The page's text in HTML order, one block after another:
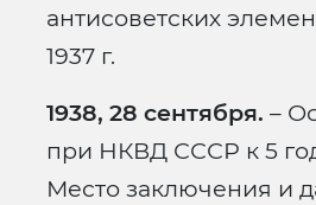
антисоветских
1937 г.
1938, 28 сентября. –
при НКВД СССР к 5
Место заключения и